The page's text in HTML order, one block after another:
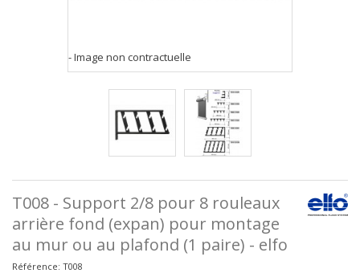
- Image non contractuelle
T008 - Support 2/8 pour 8 rouleaux
arrière fond (expan) pour montage
au mur ou au plafond (1 paire) - elfo
Référence: T008